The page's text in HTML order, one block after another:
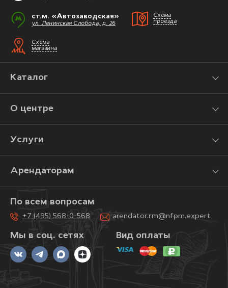
ст.м. «Автозаводская»
ул. Ленинская Слобода, д. 26
Схема
проезда
Схема
магазина
Каталог
О центре
Услуги
Арендаторам
Мы в соц. сетях
По всем вопросам
+7 (495) 568-0-568 arendator.rm@nfpm.expert
Вид оплаты